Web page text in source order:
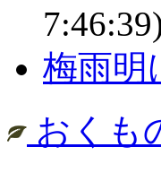
梅雨明
おくも